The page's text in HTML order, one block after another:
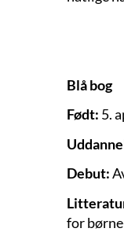
Blå bog
Født: 5.
Debut:
for